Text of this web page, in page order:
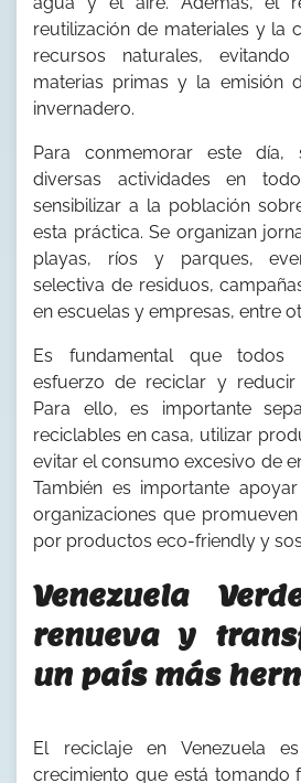
reutilización de materiales y la
recursos naturales,
materias primas y la emisión
invernadero.
Para conmemorar este
diversas actividades en
sensibilizar a la población
esta práctica. Se organizan
playas, ríos y parques,
selectiva de residuos,
en escuelas y empresas, entre
Es fundamental que todos
esfuerzo de reciclar y reducir
Para ello, es importante
reciclables en casa, utilizar
evitar el consumo excesivo de
También es importante
organizaciones que
por productos eco-friendly y
Venezuela
renueva y
un país más
El reciclaje en Venezuela
crecimiento que está tomando